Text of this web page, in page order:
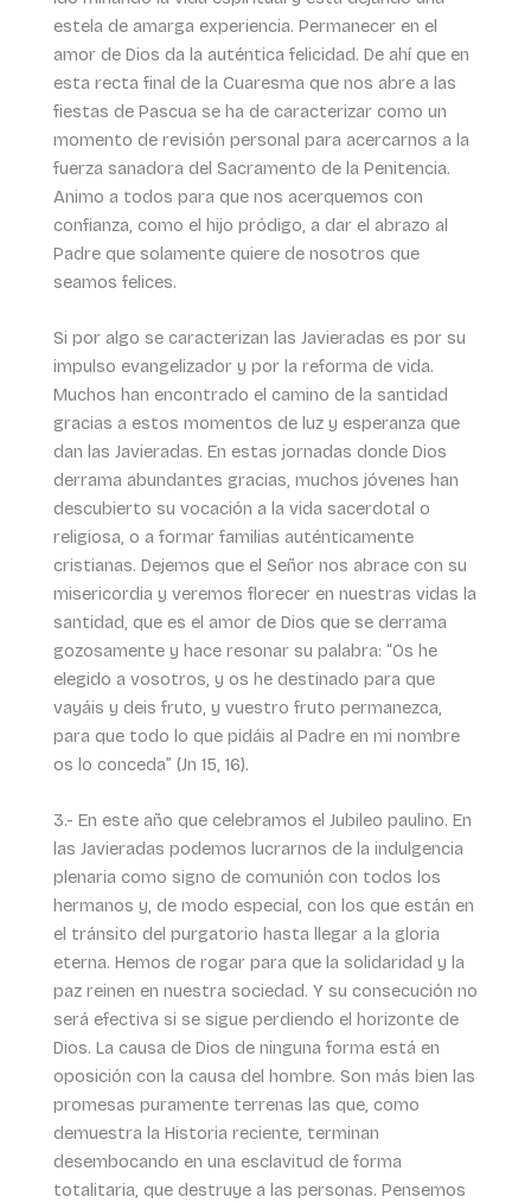
estela de amarga experiencia. Permanecer en el
amor de Dios da la auténtica felicidad. De ahí que en
esta recta final de la Cuaresma que nos abre a las
fiestas de Pascua se ha de caracterizar como un
momento de revisión personal para acercarnos a la
fuerza sanadora del Sacramento de la Penitencia.
Animo a todos para que nos acerquemos con
confianza, como el hijo pródigo, a dar el abrazo al
Padre que solamente quiere de nosotros que
seamos felices.
Si por algo se caracterizan las Javieradas es por su
impulso evangelizador y por la reforma de vida.
Muchos han encontrado el camino de la santidad
gracias a estos momentos de luz y esperanza que
dan las Javieradas. En estas jornadas donde Dios
derrama abundantes gracias, muchos jóvenes han
descubierto su vocación a la vida sacerdotal o
religiosa, o a formar familias auténticamente
cristianas. Dejemos que el Señor nos abrace con su
misericordia y veremos florecer en nuestras vidas la
santidad, que es el amor de Dios que se derrama
gozosamente y hace resonar su palabra: “Os he
elegido a vosotros, y os he destinado para que
vayáis y deis fruto, y vuestro fruto permanezca,
para que todo lo que pidáis al Padre en mi nombre
os lo conceda” (Jn 15, 16).
3.- En este año que celebramos el Jubileo paulino. En
las Javieradas podemos lucrarnos de la indulgencia
plenaria como signo de comunión con todos los
hermanos y, de modo especial, con los que están en
el tránsito del purgatorio hasta llegar a la gloria
eterna. Hemos de rogar para que la solidaridad y la
paz reinen en nuestra sociedad. Y su consecución no
será efectiva si se sigue perdiendo el horizonte de
Dios. La causa de Dios de ninguna forma está en
oposición con la causa del hombre. Son más bien las
promesas puramente terrenas las que, como
demuestra la Historia reciente, terminan
desembocando en una esclavitud de forma
totalitaria, que destruye a las personas. Pensemos